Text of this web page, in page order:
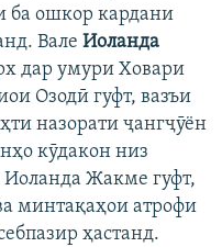
ба ошкор кардани
Вале Иоланда
дар умури Ховари
Озодӣ гуфт, вазъи
назорати ҷангҷӯён
кӯдакон низ
Иоланда Жакме гуфт,
минтақаҳои атрофи
ҳастанд.